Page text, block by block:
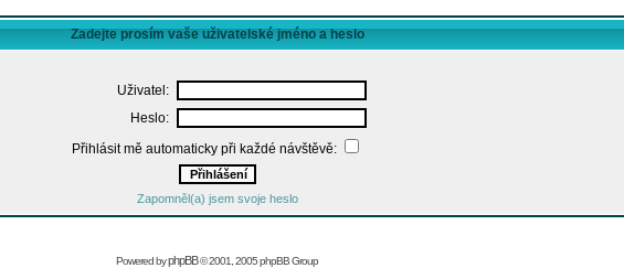
Zadejte prosím vaše uživatelské jméno a heslo
Uživatel:
Heslo:
Přihlásit mě automaticky při každé návštěvě:
Zapomněl(a) jsem svoje heslo
Powered byphpBB© 2001, 2005 phpBB Group